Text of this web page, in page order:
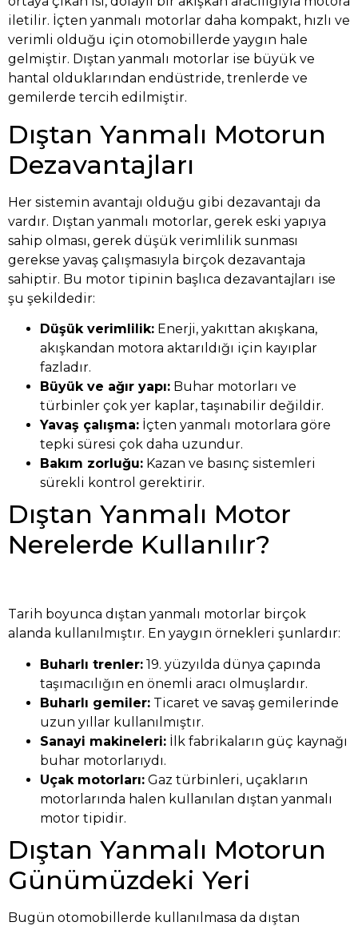
iletilir. İçten yanmalı motorlar daha kompakt, hızlı ve
verimli olduğu için otomobillerde yaygın hale
gelmiştir. Dıştan yanmalı motorlar ise büyük ve
hantal olduklarından endüstride, trenlerde ve
gemilerde tercih edilmiştir.
Dıştan Yanmalı Motorun
Dezavantajları
Her sistemin avantajı olduğu gibi dezavantajı da
vardır. Dıştan yanmalı motorlar, gerek eski yapıya
sahip olması, gerek düşük verimlilik sunması
gerekse yavaş çalışmasıyla birçok dezavantaja
sahiptir. Bu motor tipinin başlıca dezavantajları ise
şu şekildedir:
Düşük verimlilik: Enerji, yakıttan akışkana,
akışkandan motora aktarıldığı için kayıplar
fazladır.
Büyük ve ağır yapı: Buhar motorları ve
türbinler çok yer kaplar, taşınabilir değildir.
Yavaş çalışma: İçten yanmalı motorlara göre
tepki süresi çok daha uzundur.
Bakım zorluğu: Kazan ve basınç sistemleri
sürekli kontrol gerektirir.
Dıştan Yanmalı Motor
Nerelerde Kullanılır?
Tarih boyunca dıştan yanmalı motorlar birçok
alanda kullanılmıştır. En yaygın örnekleri şunlardır:
Buharlı trenler: 19. yüzyılda dünya çapında
taşımacılığın en önemli aracı olmuşlardır.
Buharlı gemiler: Ticaret ve savaş gemilerinde
uzun yıllar kullanılmıştır.
Sanayi makineleri: İlk fabrikaların güç kaynağı
buhar motorlarıydı.
Uçak motorları: Gaz türbinleri, uçakların
motorlarında halen kullanılan dıştan yanmalı
motor tipidir.
Dıştan Yanmalı Motorun
Günümüzdeki Yeri
Bugün otomobillerde kullanılmasa da dıştan